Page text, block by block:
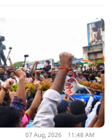
07 Aug, 2026 11:48 AM